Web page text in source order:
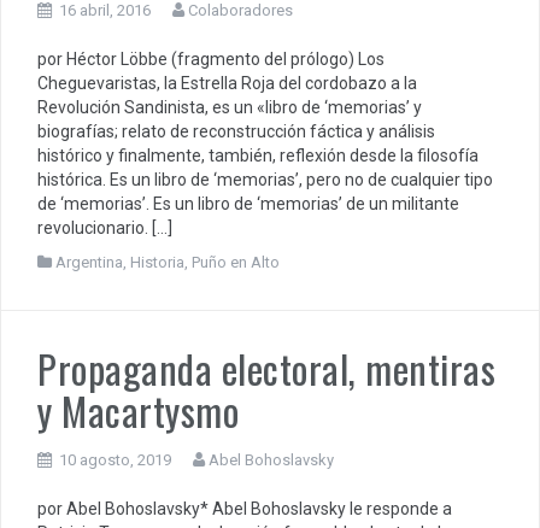
16 abril, 2016 Colaboradores
por Héctor Löbbe (fragmento del prólogo) Los
Cheguevaristas, la Estrella Roja del cordobazo a la
Revolución Sandinista, es un «libro de ‘memorias’ y
biografías; relato de reconstrucción fáctica y análisis
histórico y finalmente, también, reflexión desde la filosofía
histórica. Es un libro de ‘memorias’, pero no de cualquier tipo
de ‘memorias’. Es un libro de ‘memorias’ de un militante
revolucionario. […]
Argentina, Historia, Puño en Alto
Propaganda electoral, mentiras
y Macartysmo
10 agosto, 2019 Abel Bohoslavsky
por Abel Bohoslavsky* Abel Bohoslavsky le responde a